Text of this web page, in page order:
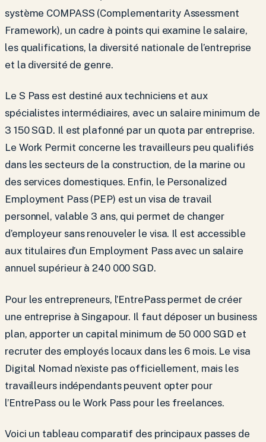
système COMPASS (Complementarity Assessment
Framework), un cadre à points qui examine le salaire,
les qualifications, la diversité nationale de l’entreprise
et la diversité de genre.
Le S Pass est destiné aux techniciens et aux
spécialistes intermédiaires, avec un salaire minimum de
3 150 SGD. Il est plafonné par un quota par entreprise.
Le Work Permit concerne les travailleurs peu qualifiés
dans les secteurs de la construction, de la marine ou
des services domestiques. Enfin, le Personalized
Employment Pass (PEP) est un visa de travail
personnel, valable 3 ans, qui permet de changer
d’employeur sans renouveler le visa. Il est accessible
aux titulaires d’un Employment Pass avec un salaire
annuel supérieur à 240 000 SGD.
Pour les entrepreneurs, l’EntrePass permet de créer
une entreprise à Singapour. Il faut déposer un business
plan, apporter un capital minimum de 50 000 SGD et
recruter des employés locaux dans les 6 mois. Le visa
Digital Nomad n’existe pas officiellement, mais les
travailleurs indépendants peuvent opter pour
l’EntrePass ou le Work Pass pour les freelances.
Voici un tableau comparatif des principaux passes de